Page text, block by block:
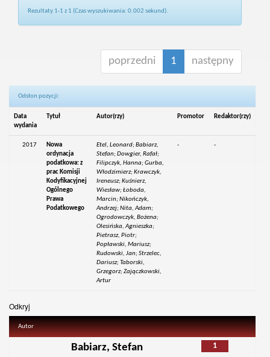
Rezultaty 1-1 z 1 (Czas wyszukiwania: 0.002 sekund).
poprzedni 1 następny
Odsłon pozycji:
Data
wydania
Tytuł Autor(rzy) Promotor Redaktor(rzy)
2017
Nowa
ordynacja
podatkowa: z
prac Komisji
Kodyfikacyjnej
Ogólnego
Prawa
Podatkowego
Etel, Leonard; Babiarz,
Stefan; Dowgier, Rafał;
Filipczyk, Hanna; Gurba,
Włodzimierz; Krawczyk,
Ireneusz; Kuśnierz,
Wiesław; Łoboda,
Marcin; Nikończyk,
Andrzej; Nita, Adam;
Ogrodowczyk, Bożena;
Olesińska, Agnieszka;
Pietrasz, Piotr;
Popławski, Mariusz;
Rudowski, Jan; Strzelec,
Dariusz; Taborski,
Grzegorz; Zajączkowski,
Artur
- -
Odkryj
Autor
1
Babiarz, Stefan